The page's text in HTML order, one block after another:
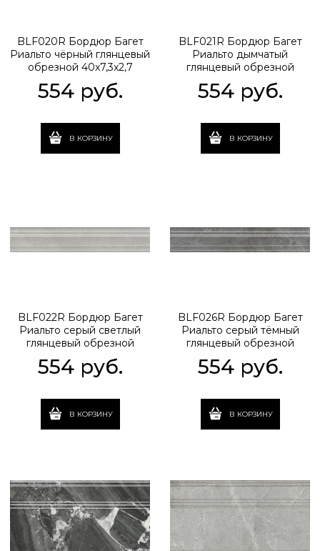
BLF020R Бордюр Багет
Риальто чёрный глянцевый
обрезной 40x7,3x2,7
554 руб.
В КОРЗИНУ
BLF021R Бордюр Багет
Риальто дымчатый
глянцевый обрезной
554 руб.
В КОРЗИНУ
BLF022R Бордюр Багет
Риальто серый светлый
глянцевый обрезной
554 руб.
В КОРЗИНУ
BLF026R Бордюр Багет
Риальто серый тёмный
глянцевый обрезной
554 руб.
В КОРЗИНУ